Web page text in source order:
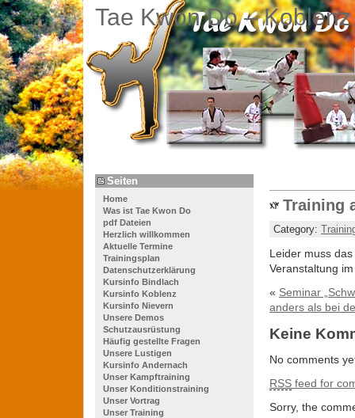
Tae Kwon Do –
Seiten
Home
Was ist Tae Kwon Do
pdf Dateien
Herzlich willkommen
Aktuelle Termine
Trainingsplan
Datenschutzerklärung
Kursinfo Bindlach
Kursinfo Koblenz
Kursinfo Nievern
Unsere Demos
Schutzausrüstung
Häufig gestellte Fragen
Unsere Lustigen
Kursinfo Andernach
Unser Kampftraining
Unser Konditionstraining
Unser Vortrag
Unser Training
Training
Category:
Leider muss
Veranstaltung
« Seminar
anders als bei
Keine
No comments
RSS feed for
Sorry, the